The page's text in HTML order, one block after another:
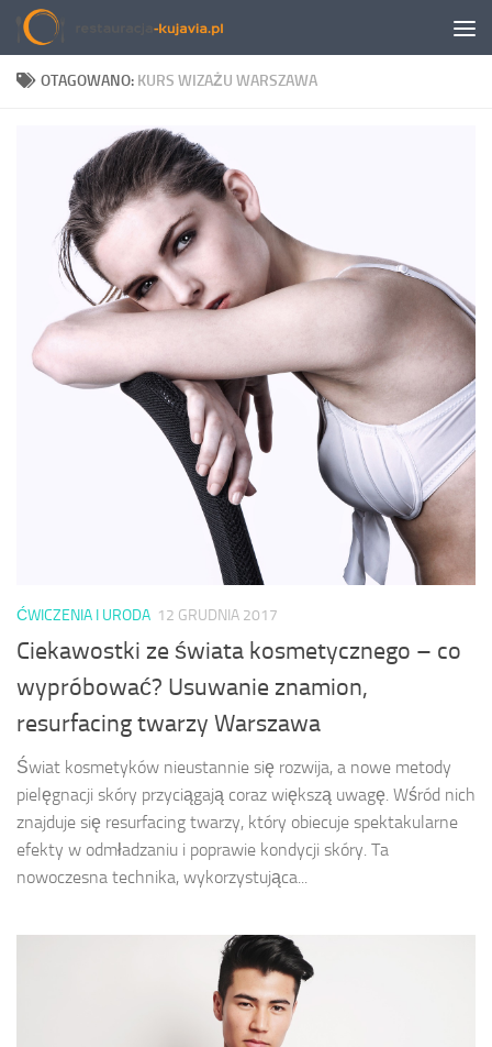
Przeskocz do treści
OTAGOWANO: KURS WIZAŻU WARSZAWA
ĆWICZENIA I URODA 12 GRUDNIA 2017
Ciekawostki ze świata kosmetycznego – co
wypróbować? Usuwanie znamion,
resurfacing twarzy Warszawa
Świat kosmetyków nieustannie się rozwija, a nowe metody
pielęgnacji skóry przyciągają coraz większą uwagę. Wśród nich
znajduje się resurfacing twarzy, który obiecuje spektakularne
efekty w odmładzaniu i poprawie kondycji skóry. Ta
nowoczesna technika, wykorzystująca...